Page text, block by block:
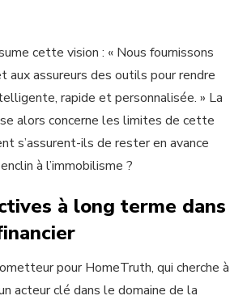
cette vision : « Nous fournissons
aux assureurs des outils pour rendre
rapide et personnalisée. » La
alors concerne les limites de cette
s’assurent-ils de rester en avance
à l’immobilisme ?
à long terme dans
pour HomeTruth, qui cherche à
acteur clé dans le domaine de la